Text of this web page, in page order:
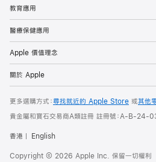
教育應用
醫療保健應用
Apple 價值理念
關於 Apple
更多選購方式：尋找就近的 Apple Store 或其他
貴金屬和寶石交易商A類註冊 註冊號：A-B-
香港 English
Copyright © 2026 Apple Inc. 保留一切權利